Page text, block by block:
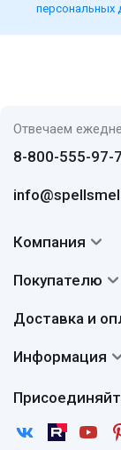
персональных
Отвечаем
8-800-555-97-
Компания
Авторы
Сертификаты
Покупателю
Вопросы и ответы
Отзывы
Статьи
Доставка и
Доставка
Возврат
Информация